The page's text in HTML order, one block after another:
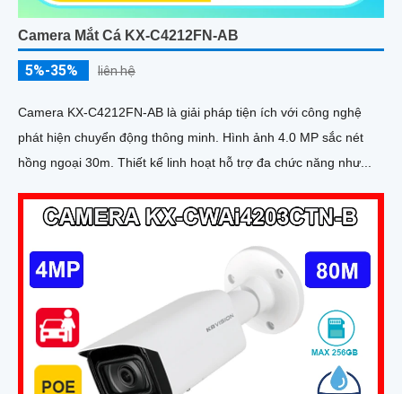
Camera Mắt Cá KX-C4212FN-AB
5%-35% liên hệ
Camera KX-C4212FN-AB là giải pháp tiện ích với công nghệ
phát hiện chuyển động thông minh. Hình ảnh 4.0 MP sắc nét
hồng ngoại 30m. Thiết kế linh hoạt hỗ trợ đa chức năng như...